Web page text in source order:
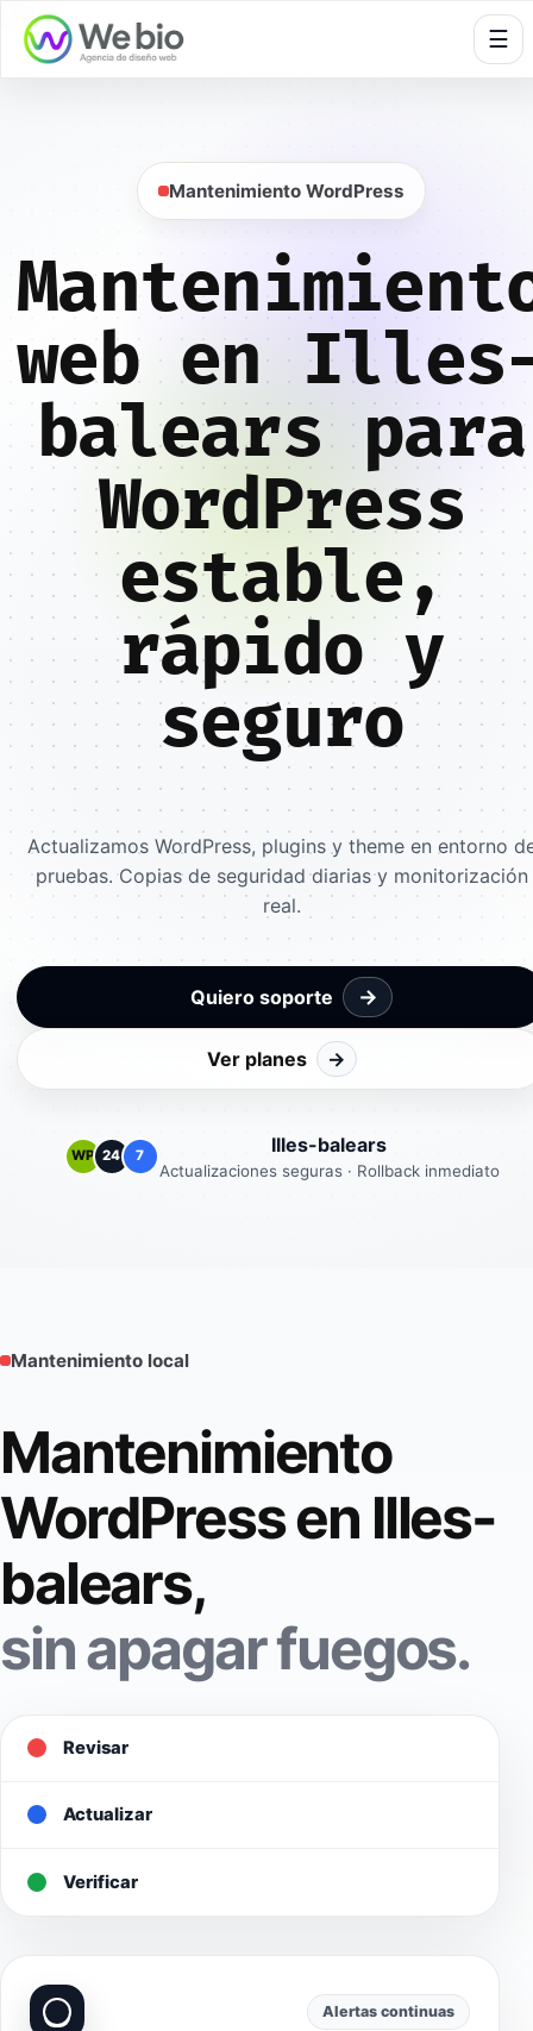
☰
Mantenimiento WordPress
web en
balears para
WordPress
estable,
rápido y
seguro
Actualizamos WordPress, plugins y theme en entorno
pruebas. Copias de seguridad diarias y monitorización
real.
Quiero soporte →
Ver planes →
WP 24 7 Illes-balears
Actualizaciones seguras · Rollback inmediato
Mantenimiento local
Mantenimiento
WordPress en Illes-
balears,
sin apagar fuegos.
Revisar
Actualizar
Verificar
Alertas continuas